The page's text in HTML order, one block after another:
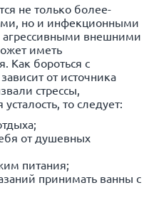
не только более-
но и инфекционными
внешними
иметь
Как бороться с
от источника
стрессы,
то следует:
от душевных
питания;
принимать ванны с